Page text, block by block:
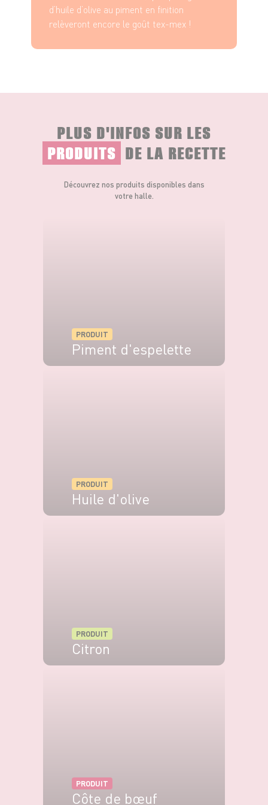
Laisser reposer la côte de bœuf5 à 10 minutes
feuille de papier alu avant de la trancher. Cela permet aux
d’huile d’olive au piment en finition
relèveront encore le goût tex-mex !
PLUS D'INFOS SUR LES
PRODUITS DE LA RECETTE
Découvrez nos produits disponibles dans
votre halle.
PRODUIT
Piment d'espelette
PRODUIT
Huile d'olive
PRODUIT
Citron
PRODUIT
Côte de bœuf